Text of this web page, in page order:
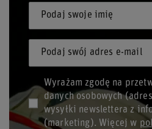
Podaj swoje imię
Podaj swój adres e-mail
Wyrażam zgodę na
danych osobowych
wysyłki newslettera z
(marketing). Więcej w